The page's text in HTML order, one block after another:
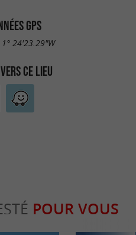
GPS
24'23.29"W
CE LIEU
POUR VOUS